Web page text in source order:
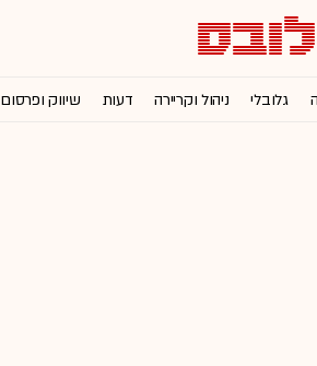
גלובלי ניהול וקריירה דעות שיווק ופרסום